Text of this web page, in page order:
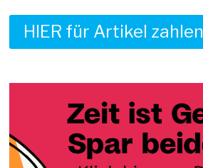
HIER für Artikel zahlen